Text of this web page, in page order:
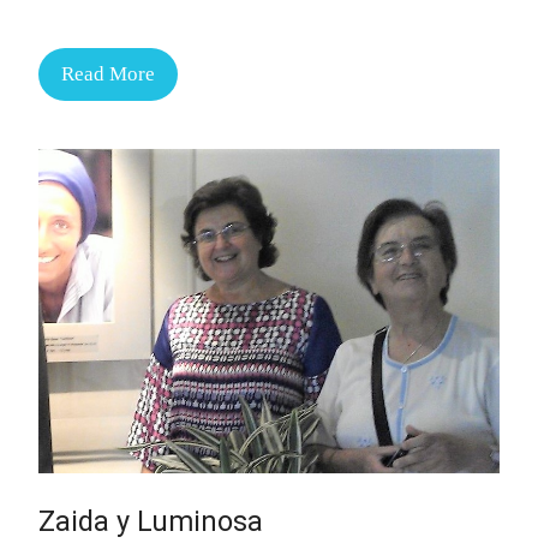
Read More
Zaida y Luminosa